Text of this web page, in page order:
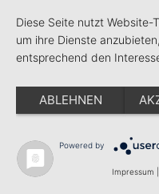
um den
Drittanbieters,
Dieser
Aktivitäten
Details durch
des Service zu,
Diese Seite nutzt Website-
um ihre Dienste
entsprechend den
ABLEHNEN
Powered by
Impressum